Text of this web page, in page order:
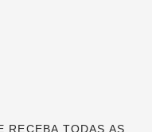
RECEBA TODAS AS